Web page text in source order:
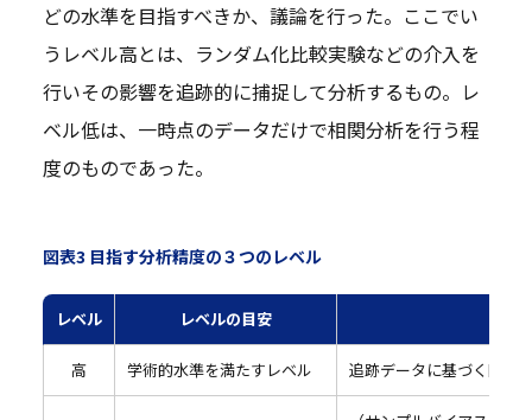
どの水準を目指すべきか、議論を行った。ここでい
うレベル高とは、ランダム化比較実験などの介入を
行いその影響を追跡的に捕捉して分析するもの。レ
ベル低は、一時点のデータだけで相関分析を行う程
度のものであった。
図表3 目指す分析精度の３つのレベル
レベル レベルの目安
高 学術的水準を満たすレベル 追跡データに基づく因果